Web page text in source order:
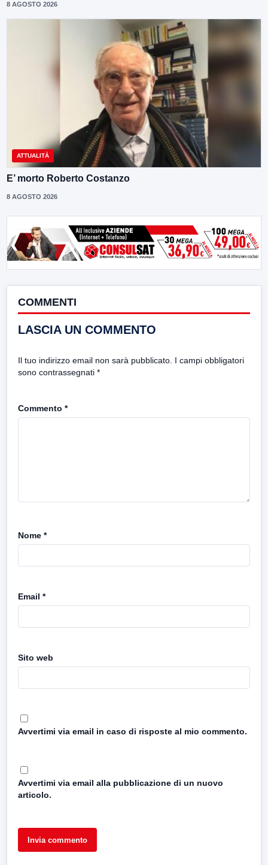
8 AGOSTO 2026
ATTUALITÀ
E’ morto Roberto Costanzo
8 AGOSTO 2026
COMMENTI
LASCIA UN COMMENTO
Il tuo indirizzo email non sarà pubblicato. I campi obbligatori
sono contrassegnati *
Commento *
Nome *
Email *
Sito web
Avvertimi via email in caso di risposte al mio commento.
Avvertimi via email alla pubblicazione di un nuovo
articolo.